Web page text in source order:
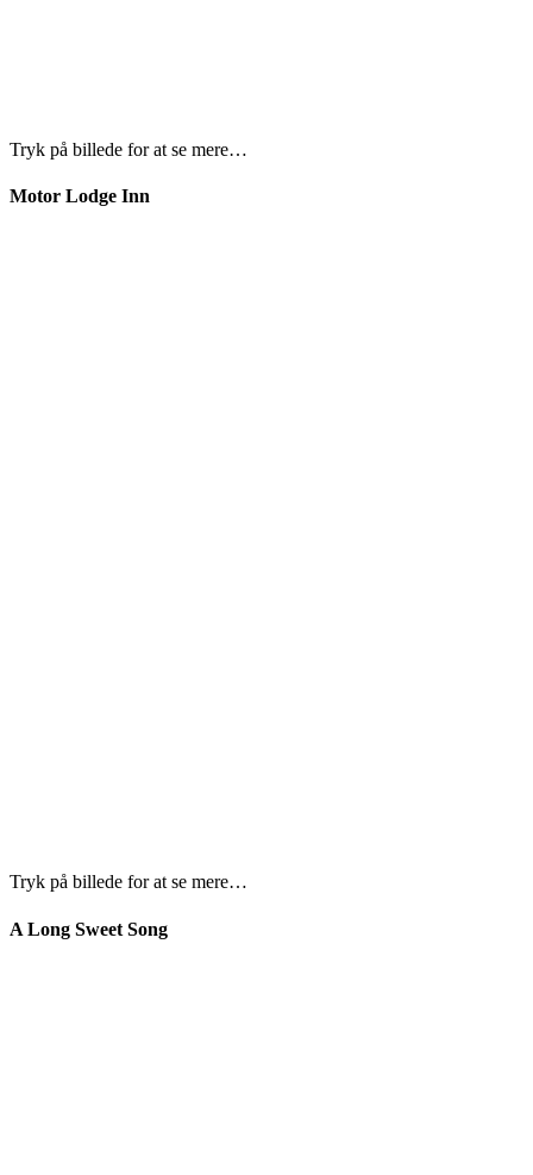
Tryk på billede for at se mere…
Motor Lodge Inn
Tryk på billede for at se mere…
A Long Sweet Song